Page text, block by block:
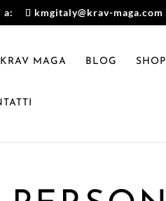
a: kmgitaly@krav-maga.com
MAGA BLOG